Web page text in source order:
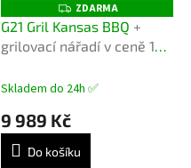
Z
D
A
R
ZDARMA
G21 Gril Kansas BBQ +
grilovací nářadí v ceně 199
Skladem do 24h ✅
9 989 Kč
Do košíku